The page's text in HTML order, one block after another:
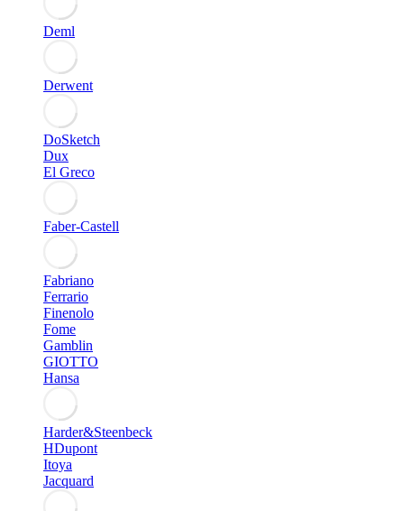
Deml
Derwent
DoSketch
Dux
El Greco
Faber-Castell
Fabriano
Ferrario
Finenolo
Fome
Gamblin
GIOTTO
Hansa
Harder&Steenbeck
HDupont
Itoya
Jacquard